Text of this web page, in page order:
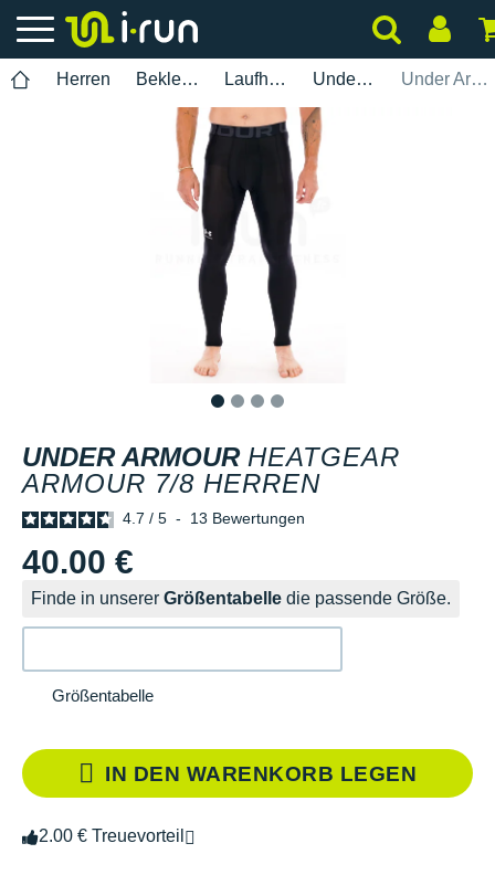
Herren Bekleidung Laufhosen Under Armour Under Armour HeatGear Armour 7/8 Herren
UNDER ARMOUR HEATGEAR
ARMOUR 7/8 HERREN
4.7 / 5 - 13 Bewertungen
40.00 €
Finde in unserer Größentabelle die passende Größe.
Größentabelle
IN DEN WARENKORB LEGEN
2.00 € Treuevorteil